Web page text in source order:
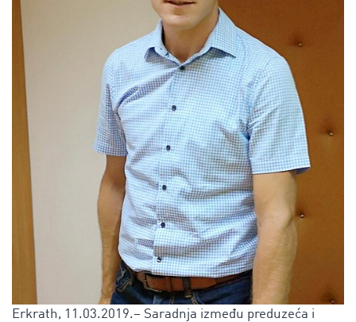
Erkrath, 11.03.2019.– Saradnja između preduzeća i